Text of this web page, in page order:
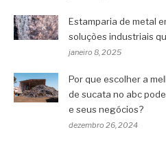
Estamparia de metal
soluções industriais
janeiro 8, 2025
Por que escolher a
de sucata no abc
e seus negócios?
dezembro 26, 2024